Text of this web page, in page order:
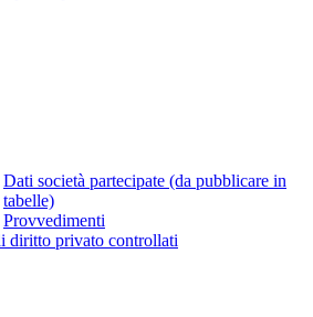
Dati società partecipate (da pubblicare in
tabelle)
Provvedimenti
diritto privato controllati